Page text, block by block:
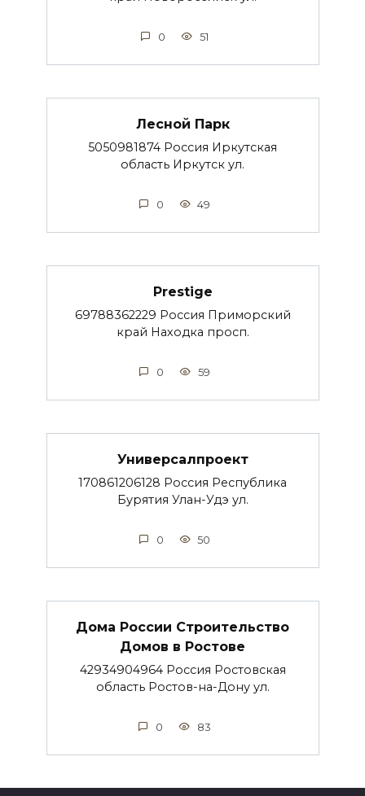
0 51
Лесной Парк
5050981874 Россия Иркутская
область Иркутск ул.
0 49
Prestige
69788362229 Россия Приморский
край Находка просп.
0 59
Универсалпроект
170861206128 Россия Республика
Бурятия Улан-Удэ ул.
0 50
Дома России Строительство
Домов в Ростове
42934904964 Россия Ростовская
область Ростов-на-Дону ул.
0 83